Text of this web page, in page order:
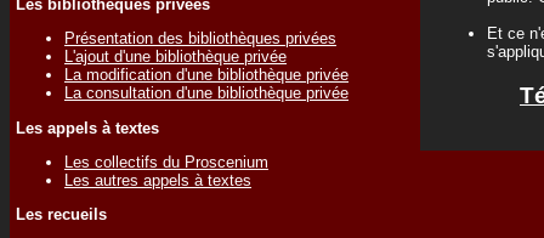
Les bibliothèques privées
Présentation des bibliothèques privées
L'ajout d'une bibliothèque privée
La modification d'une bibliothèque privée
La consultation d'une bibliothèque privée
Les appels à textes
Les collectifs du Proscenium
Les autres appels à textes
Les recueils
Et ce